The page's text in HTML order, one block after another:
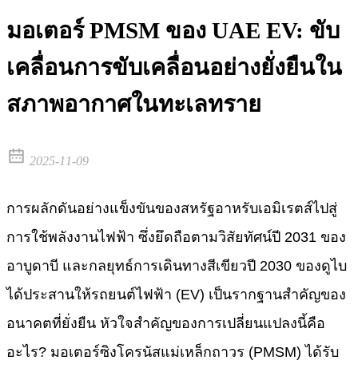
มอเตอร์ PMSM ของ UAE EV: ขับ
เคลื่อนการขับเคลื่อนอย่างยั่งยืนใน
สภาพอากาศในทะเลทราย
2025-11-09
การผลักดันอย่างแข็งขันของสหรัฐอาหรับเอมิเรตส์ไปสู่
การใช้พลังงานไฟฟ้า ซึ่งยึดถือตามวิสัยทัศน์ปี 2031 ของ
อาบูดาบี และกลยุทธ์การเดินทางสีเขียวปี 2030 ของดูไบ
ได้ประสานให้รถยนต์ไฟฟ้า (EV) เป็นรากฐานสำคัญของ
อนาคตที่ยั่งยืน หัวใจสำคัญของการเปลี่ยนแปลงนี้คือ
อะไร? มอเตอร์ซิงโครนัสแม่เหล็กถาวร (PMSM)​ ได้รับ